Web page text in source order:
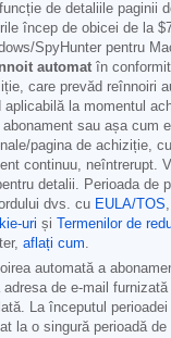
de detaliile paginii
încep de obicei de la
SpyHunter pentru
automat în
care prevăd reînnoiri
aplicabilă la momentul
abonament sau așa cum
pagina de achiziție,
continuu, neîntrerupt.
detalii. Perioada de
dvs. cu EULA/TOS,
uri și Termenilor de
aflați cum.
automată a
adresa de e-mail
La începutul
la o singură perioadă de